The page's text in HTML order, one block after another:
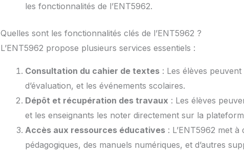
les fonctionnalités de l’ENT5962.
Quelles sont les fonctionnalités clés de l’ENT5962 ?
L’ENT5962 propose plusieurs services essentiels :
Consultation du cahier de textes: Les élèves
d’évaluation, et les événements scolaires.
Dépôt et récupération des travaux : Les élèves
et les enseignants les noter directement sur la
Accès aux ressources éducatives: L’ENT5962 met à
pédagogiques, des manuels numériques, et d’autres